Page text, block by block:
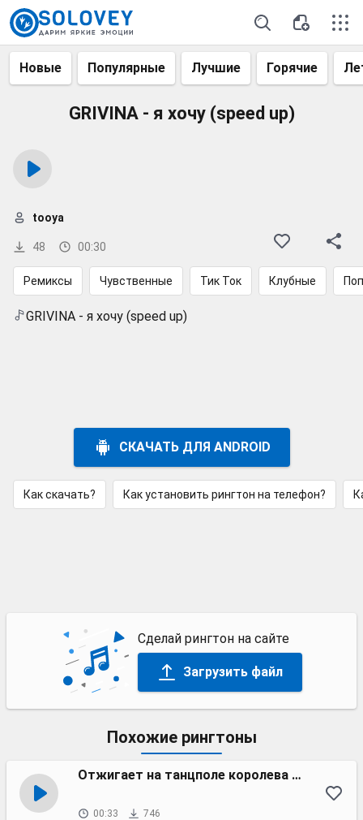
Новые Популярные Лучшие Горячие
GRIVINA - я хочу (speed up)
48 00:30
tooya
Ремиксы Чувственные Тик Ток Клубные Поп
GRIVINA - я хочу (speed up)
СКАЧАТЬ ДЛЯ ANDROID
Как скачать? Как установить рингтон на телефон?
Сделай рингтон на сайте
Загрузить файл
Похожие рингтоны
Отжигает на танцполе королева бала
00:33 746